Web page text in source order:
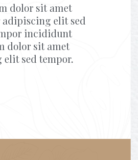
dolor sit amet
adipiscing elit sed
incididunt
dolor sit amet
sed tempor.